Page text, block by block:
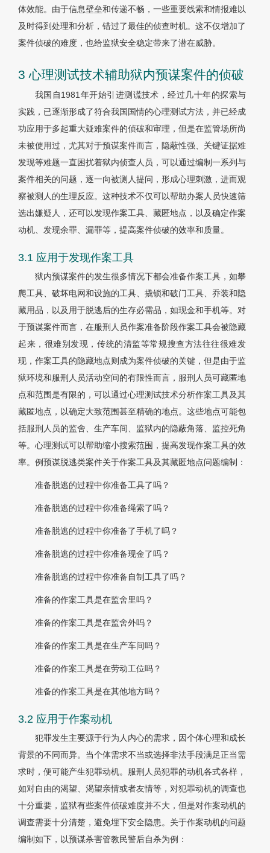
体效能。由于信息壁垒和传递不畅，一些重要线索和情报难以
及时得到处理和分析，错过了最佳的侦查时机。这不仅增加了
案件侦破的难度，也给监狱安全稳定带来了潜在威胁。
3 心理测试技术辅助狱内预谋案件的侦破
我国自1981年开始引进测谎技术，经过几十年的探索与
实践，已逐渐形成了符合我国国情的心理测试方法，并已经成
功应用于多起重大疑难案件的侦破和审理，但是在监管场所尚
未被使用过，尤其对于预谋案件而言，隐蔽性强、关键证据难
发现等难题一直困扰着狱内侦查人员，可以通过编制一系列与
案件相关的问题，逐一向被测人提问，形成心理刺激，进而观
察被测人的生理反应。这种技术不仅可以帮助办案人员快速筛
选出嫌疑人，还可以发现作案工具、藏匿地点，以及确定作案
动机、发现余罪、漏罪等，提高案件侦破的效率和质量。
3.1 应用于发现作案工具
狱内预谋案件的发生很多情况下都会准备作案工具，如攀
爬工具、破坏电网和设施的工具、撬锁和破门工具、乔装和隐
藏用品，以及用于脱逃后的生存必需品，如现金和手机等。对
于预谋案件而言，在服刑人员作案准备阶段作案工具会被隐藏
起来，很难别发现，传统的清监等常规搜查方法往往很难发
现，作案工具的隐藏地点则成为案件侦破的关键，但是由于监
狱环境和服刑人员活动空间的有限性而言，服刑人员可藏匿地
点和范围是有限的，可以通过心理测试技术分析作案工具及其
藏匿地点，以确定大致范围甚至精确的地点。这些地点可能包
括服刑人员的监舍、生产车间、监狱内的隐蔽角落、监控死角
等。心理测试可以帮助缩小搜索范围，提高发现作案工具的效
率。例预谋脱逃类案件关于作案工具及其藏匿地点问题编制：
准备脱逃的过程中你准备工具了吗？
准备脱逃的过程中你准备绳索了吗？
准备脱逃的过程中你准备了手机了吗？
准备脱逃的过程中你准备现金了吗？
准备脱逃的过程中你准备自制工具了吗？
准备的作案工具是在监舍里吗？
准备的作案工具是在监舍外吗？
准备的作案工具是在生产车间吗？
准备的作案工具是在劳动工位吗？
准备的作案工具是在其他地方吗？
3.2 应用于作案动机
犯罪发生主要源于行为人内心的需求，因个体心理和成长
背景的不同而异。当个体需求不当或选择非法手段满足正当需
求时，便可能产生犯罪动机。服刑人员犯罪的动机各式各样，
如对自由的渴望、渴望亲情或者友情等，对犯罪动机的调查也
十分重要，监狱有些案件侦破难度并不大，但是对作案动机的
调查需要十分清楚，避免埋下安全隐患。关于作案动机的问题
编制如下，以预谋杀害管教民警后自杀为例：